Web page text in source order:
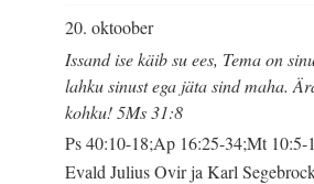
20. oktoober
Issand ise käib su ees, Tema on
lahku sinust ega jäta sind maha.
kohku! 5Ms 31:8
Ps 40:10-18;Ap 16:25-34;Mt 10:5-
Evald Julius Ovir ja Karl